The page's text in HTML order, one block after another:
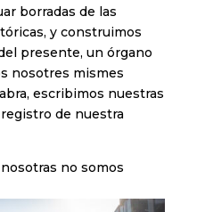
borradas de las
y construimos
presente, un órgano
nosotres mismes
escribimos nuestras
de nuestra
no somos